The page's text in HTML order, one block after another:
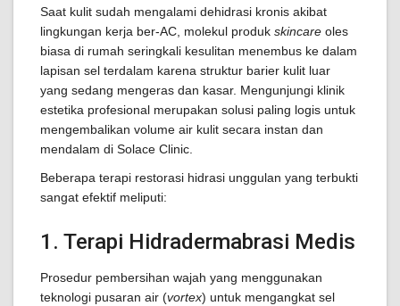
Saat kulit sudah mengalami dehidrasi kronis akibat
lingkungan kerja ber-AC, molekul produk skincare oles
biasa di rumah seringkali kesulitan menembus ke dalam
lapisan sel terdalam karena struktur barier kulit luar
yang sedang mengeras dan kasar. Mengunjungi klinik
estetika profesional merupakan solusi paling logis untuk
mengembalikan volume air kulit secara instan dan
mendalam di Solace Clinic.
Beberapa terapi restorasi hidrasi unggulan yang terbukti
sangat efektif meliputi:
1. Terapi Hidradermabrasi Medis
Prosedur pembersihan wajah yang menggunakan
teknologi pusaran air (vortex) untuk mengangkat sel